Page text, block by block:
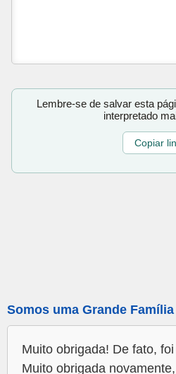
Lembre-se de salvar esta
interpretado
Copiar
Somos uma Grande Família
Muito obrigada! De fato,
Muito obrigada